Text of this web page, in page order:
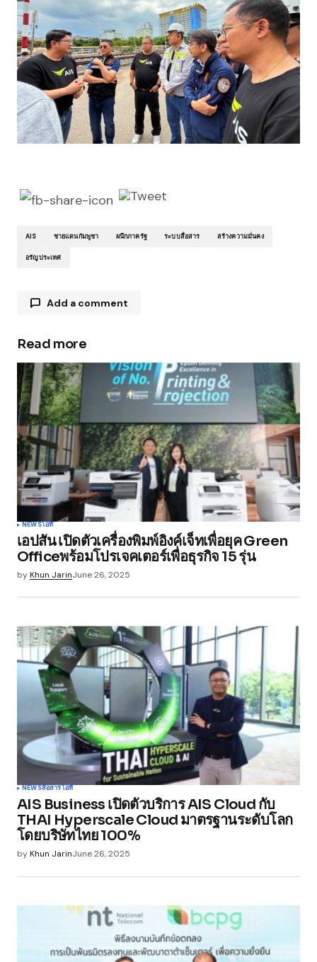
AIS ชายแดนกัมพูชา ผนึกภาครัฐ ระบบสื่อสาร สร้างความมั่นคง
อรัญประเทศ
Add a comment
Your email address will not be published.
Required fields are marked*
Comment
Your Name*
Your E-mail*
browser for the next time I comment.
Submit Comment
Read more
NEWSไอที
เอปสัน เปิดตัวเครื่องพิมพ์อิงค์เจ็ทเพื่อยุค Green
Officeพร้อมโปรเจคเตอร์เพื่อธุรกิจ 15 รุ่น
byKhun JarinJune 26, 2025
NEWSสื่อสารไอที
AIS Business เปิดตัวบริการ AIS Cloud กับ
THAI Hyperscale Cloud มาตรฐานระดับโลก
โดยบริษัทไทย 100%
byKhun JarinJune 26, 2025